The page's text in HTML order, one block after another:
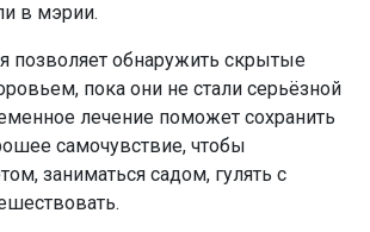
в мэрии.
позволяет обнаружить скрытые
пока они не стали серьёзной
лечение поможет сохранить
самочувствие, чтобы
заниматься садом, гулять с